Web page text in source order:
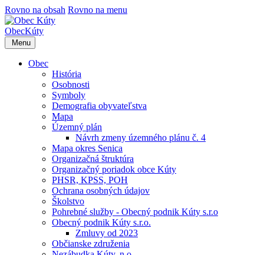
Rovno na obsah Rovno na menu
ObecKúty
Menu
Obec
História
Osobnosti
Symboly
Demografia obyvateľstva
Mapa
Územný plán
Návrh zmeny územného plánu č. 4
Mapa okres Senica
Organizačná štruktúra
Organizačný poriadok obce Kúty
PHSR, KPSS, POH
Ochrana osobných údajov
Školstvo
Pohrebné služby - Obecný podnik Kúty s.r.o
Obecný podnik Kúty s.r.o.
Zmluvy od 2023
Občianske združenia